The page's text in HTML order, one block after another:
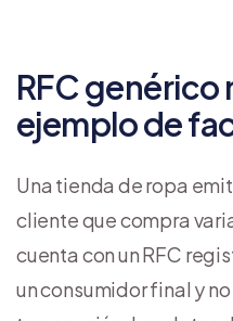
RFC genérico
ejemplo de
Una tienda de ropa
cliente que compra
cuenta con un RFC
un consumidor final y